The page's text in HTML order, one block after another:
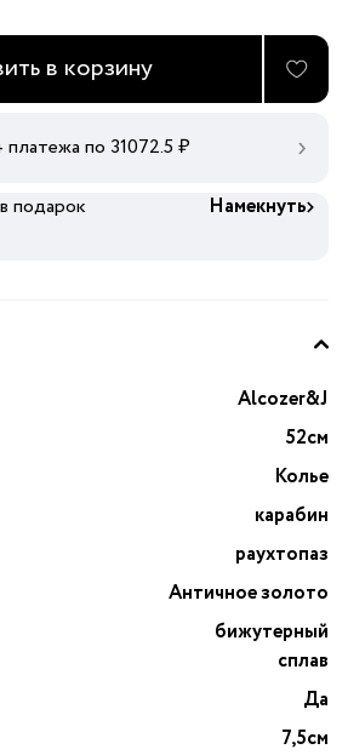
в корзину
платежа по 31072.5 ₽
подарок Намекнуть
Alcozer&J
52см
Колье
карабин
раухтопаз
Античное золото
бижутерный
сплав
Да
7,5см